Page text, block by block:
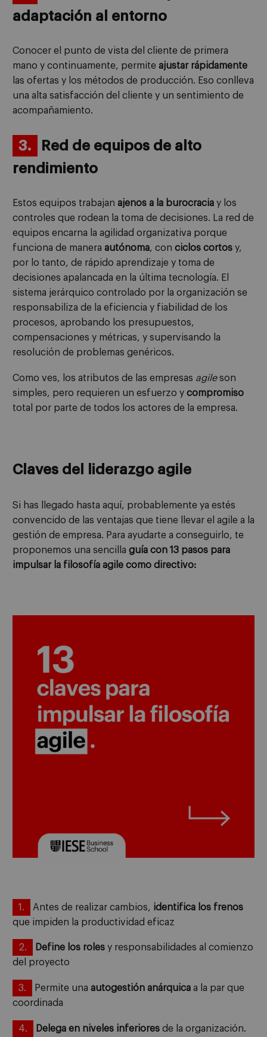
adaptación al entorno
Conocer el punto de vista del cliente de primera
mano y continuamente, permite ajustar rápidamente
las ofertas y los métodos de producción. Eso conlleva
una alta satisfacción del cliente y un sentimiento de
acompañamiento.
3.
Red de equipos de alto
rendimiento
Estos equipos trabajan ajenos a la burocracia y los
controles que rodean la toma de decisiones. La red de
equipos encarna la agilidad organizativa porque
funciona de manera autónoma, con ciclos cortos y,
por lo tanto, de rápido aprendizaje y toma de
decisiones apalancada en la última tecnología. El
sistema jerárquico controlado por la organización se
responsabiliza de la eficiencia y fiabilidad de los
procesos, aprobando los presupuestos,
compensaciones y métricas, y supervisando la
resolución de problemas genéricos.
Como ves, los atributos de las empresas agileson
simples, pero requieren un esfuerzo y compromiso
total por parte de todos los actores de la empresa.
Claves del liderazgo agile
Si has llegado hasta aquí, probablemente ya estés
convencido de las ventajas que tiene llevar el agile a la
gestión de empresa. Para ayudarte a conseguirlo, te
proponemos una sencilla guía con 13 pasos para
impulsar la filosofía agile como directivo:
1. Antes de realizar cambios, identifica los frenos
que impiden la productividad eficaz
2. Define los roles y responsabilidades al comienzo
del proyecto
3. Permite una autogestión anárquica a la par que
coordinada
4. Delega en niveles inferiores de la organización.